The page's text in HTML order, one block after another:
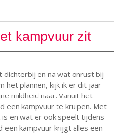
kampvuur zit
dichterbij en na wat onrust bij
het plannen, kijk ik er dit jaar
mildheid naar. Vanuit het
een kampvuur te kruipen. Met
en wat er ook speelt tijdens
een kampvuur krijgt alles een